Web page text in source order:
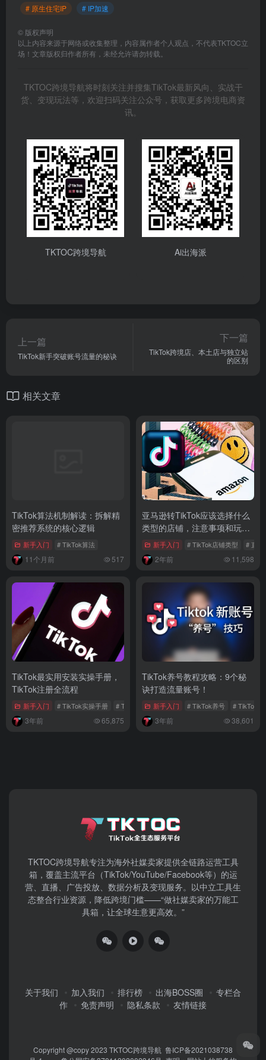
# 原生住宅IP
# IP加速
© 版权声明
以上内容来源于网络或收集整理，内容属作者个人观点，不代表TKTOC立
场！文章版权归作者所有，未经允许请勿转载。
TKTOC跨境导航将时刻关注并搜集TikTok最新风向、实战干
货、变现玩法等，欢迎扫码关注公众号，获取更多跨境电商资
讯。
TKTOC跨境导航 Ai出海派
上一篇
TikTok新手突破账号流量的秘诀
下一篇
TikTok跨境店、本土店与独立站
的区别
相关文章
TikTok算法机制解读：拆解精
密推荐系统的核心逻辑
新手入门 # TikTok算法
11个月前 517
亚马逊转TikTok应该选择什么
类型的店铺，注意事项和玩
法？新手入门 # TikTok店铺类型 # 直播
2年前 11,598
TikTok最实用安装实操手册，
TikTok注册全流程
新手入门 # TikTok实操手册 # TikTok注册教程 # TikTok安装手册
3年前 65,875
TikTok养号教程攻略：9个秘
诀打造流量账号！
新手入门 # TikTok养号 # TikTok
3年前 38,601
TKTOC跨境导航​专注为海外社媒卖家提供全链路运营工具
箱，覆盖主流平台（TikTok/YouTube/Facebook等）​的运
营、直播、广告投放、数据分析及变现服务。以中立工具生
态整合行业资源，降低跨境门槛——“做社媒卖家的万能工
具箱，让全球生意更高效。”
关于我们 加入我们 排行榜 出海BOSS圈
专栏合
作
免责声明 隐私条款 友情链接
Copyright @copy 2023 TKTOC跨境导航 鲁ICP备2021038738